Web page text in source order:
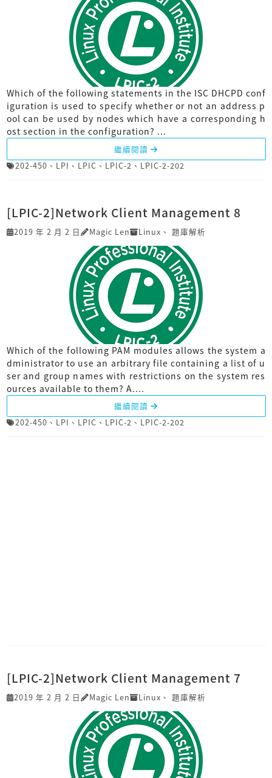
Which of the following statements in the ISC DHCPD conf
iguration is used to specify whether or not an address p
ool can be used by nodes which have a corresponding h
ost section in the configuration? ...
繼續閱讀
202-450 、 LPI 、 LPIC 、 LPIC-2 、 LPIC-2-202
[LPIC-2]Network Client Management 8
2019 年 2 月 2 日 Magic Len Linux 、 題庫解析
Which of the following PAM modules allows the system a
dministrator to use an arbitrary file containing a list of u
ser and group names with restrictions on the system res
ources available to them? A....
繼續閱讀
202-450 、 LPI 、 LPIC 、 LPIC-2 、 LPIC-2-202
[LPIC-2]Network Client Management 7
2019 年 2 月 2 日 Magic Len Linux 、 題庫解析